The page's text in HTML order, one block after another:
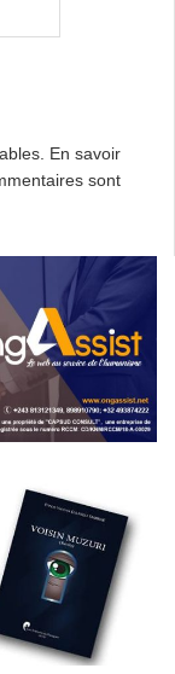
En savoir
sont